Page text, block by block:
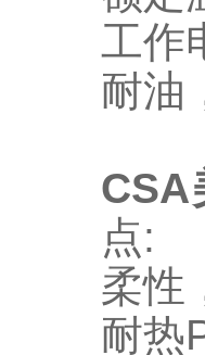
工作
耐油
CSA
点:
柔性
耐热